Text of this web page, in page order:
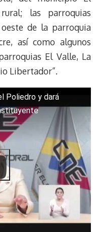
las parroquias
de la parroquia
así como algunos
El Valle, La
Libertador”.
Poliedro y dará